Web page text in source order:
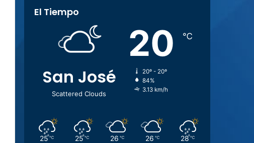
El Tiempo
San José
Scattered Clouds
20 ℃
20º - 20º
84%
3.13 km/h
25 ℃ 25 ℃ 26 ℃ 26 ℃ 28 ℃